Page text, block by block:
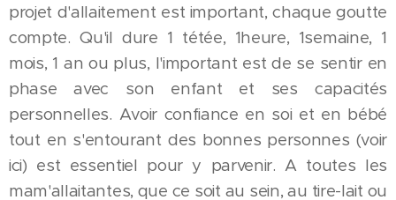
projet d'allaitement est important, chaque goutte
compte. Qu'il dure 1 tétée, 1heure, 1semaine, 1
mois, 1 an ou plus, l'important est de se sentir en
phase avec son enfant et ses capacités
personnelles. Avoir confiance en soi et en bébé
tout en s'entourant des bonnes personnes (voir
ici) est essentiel pour y parvenir. A toutes les
mam'allaitantes, que ce soit au sein, au tire-lait ou